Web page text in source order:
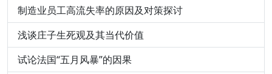
制造业员工高流失率的原因及对策探讨
浅谈庄子生死观及其当代价值
试论法国“五月风暴”的因果